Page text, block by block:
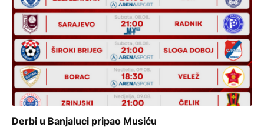
Derbi u Banjaluci pripao Musiću